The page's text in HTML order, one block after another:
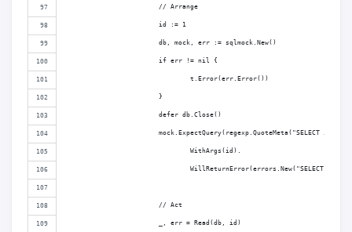
			// Arrange
			id := 1
			db, mock, err := sqlmock.New()
			if err != nil {
				t.Error(err.Error())
			}
			defer db.Close()
mock.ExpectQuery(regexp.QuoteMeta("SELECT id,
				WithArgs(id).
WillReturnError(errors.New("SELECT
			// Act
			_, err = Read(db, id)